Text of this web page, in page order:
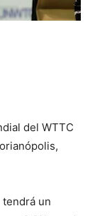
del WTTC
un